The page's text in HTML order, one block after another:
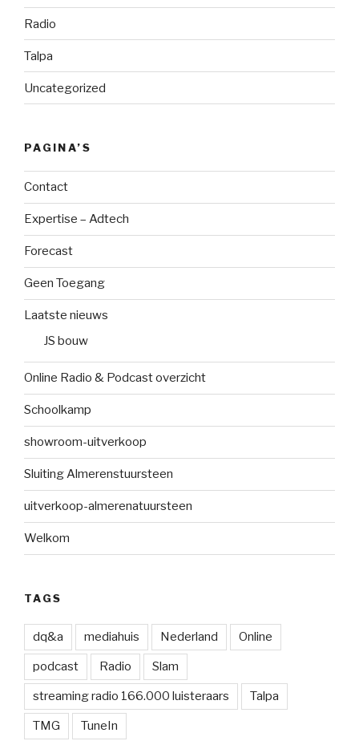
Radio
Talpa
Uncategorized
PAGINA’S
Contact
Expertise – Adtech
Forecast
Geen Toegang
Laatste nieuws
JS bouw
Online Radio & Podcast overzicht
Schoolkamp
showroom-uitverkoop
Sluiting Almerenstuursteen
uitverkoop-almerenatuursteen
Welkom
TAGS
dq&a mediahuis Nederland Online
podcast Radio Slam
streaming radio 166.000 luisteraars Talpa
TMG TuneIn